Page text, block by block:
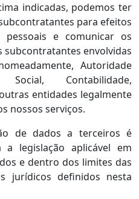
indicadas, podemos ter
para efeitos
e comunicar os
subcontratantes envolvidas
Autoridade
Contabilidade,
entidades legalmente
nossos serviços.
de dados a terceiros é
legislação aplicável em
e dentro dos limites das
jurídicos definidos nesta